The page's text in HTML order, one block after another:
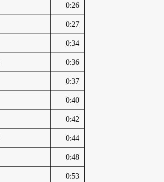
0:26
0:27
0:34
0:36
0:37
0:40
0:42
0:44
0:48
0:53